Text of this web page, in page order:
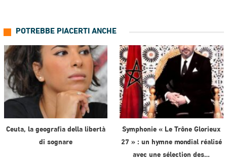
POTREBBE PIACERTI ANCHE
Ceuta, la geografia della libertà
di sognare
Symphonie « Le Trône Glorieux
27 » : un hymne mondial réalisé
avec une sélection des…